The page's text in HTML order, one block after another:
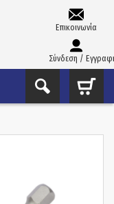
Επικοινωνία
Σύνδεση /